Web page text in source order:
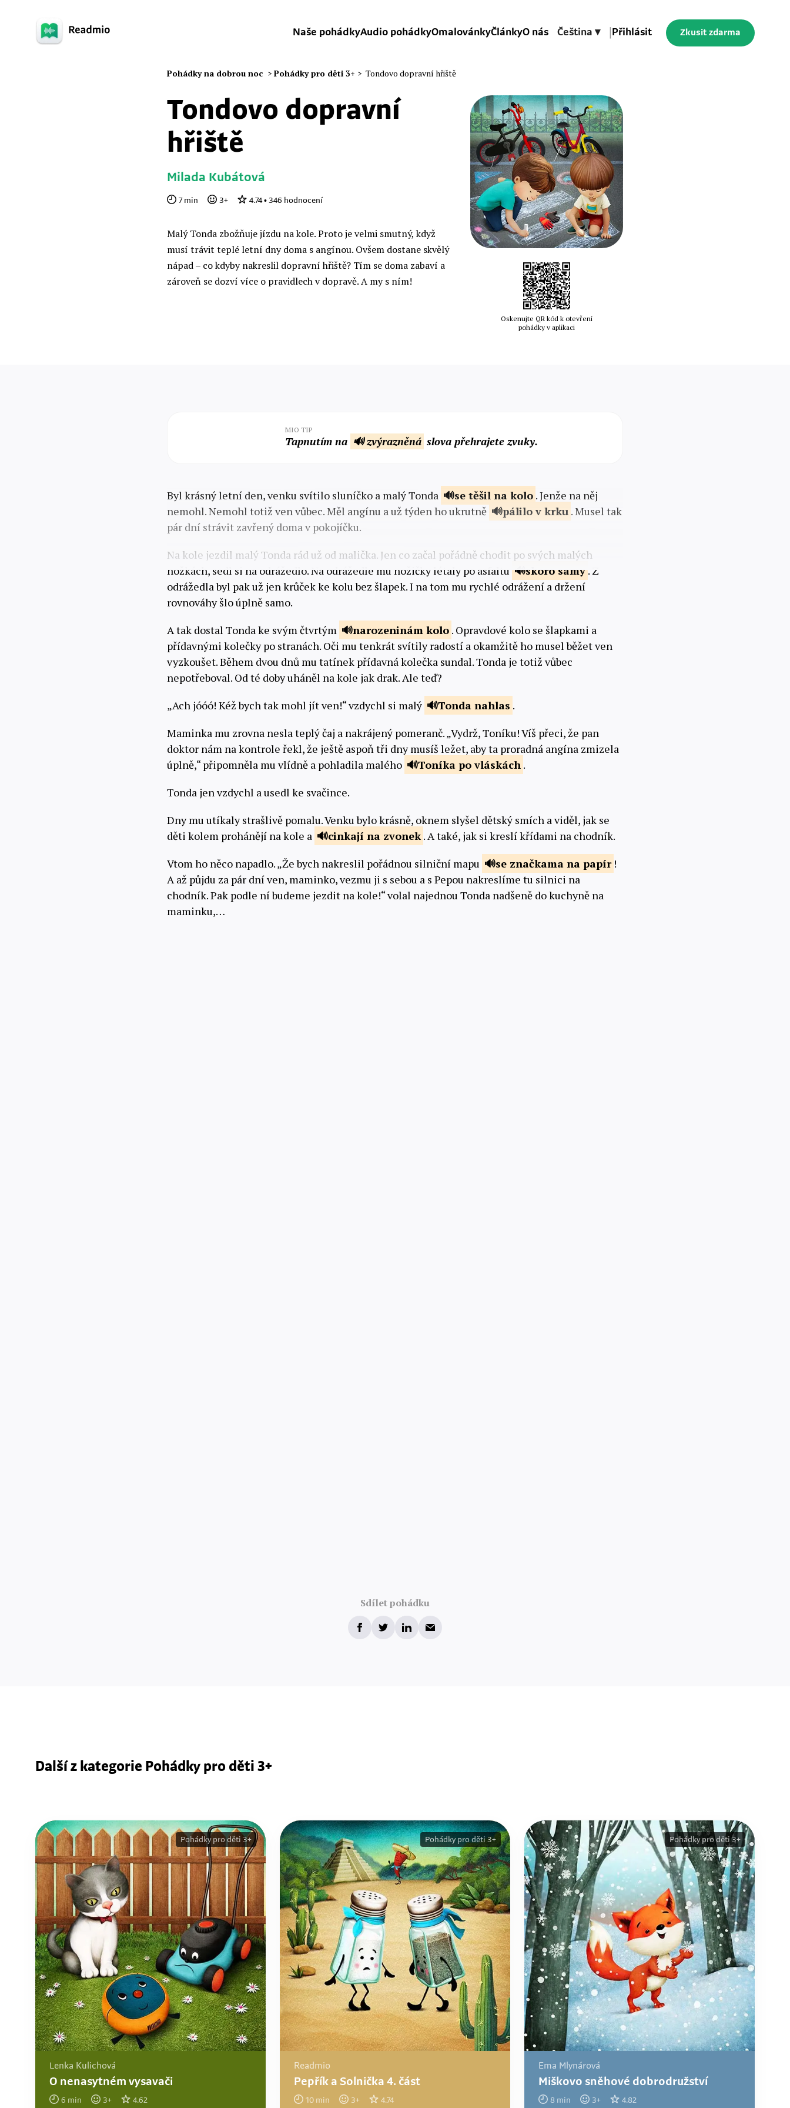
Naše pohádkyAudio pohádkyOmalovánkyČlánkyO nás Čeština ▾ Přihlásit Zkusit zdarma
Pohádky na dobrou noc > Pohádky pro děti 3+ > Tondovo dopravní hřiště
Tondovo dopravní
hřiště
Milada Kubátová
7min 3+ 4.74• 346 hodnocení
Malý Tonda zbožňuje jízdu na kole. Proto je velmi smutný, když
musí trávit teplé letní dny doma s angínou. Ovšem dostane skvělý
nápad – co kdyby nakreslil dopravní hřiště? Tím se doma zabaví a
zároveň se dozví více o pravidlech v dopravě. A my s ním!
Oskenujte QR kód k otevření
pohádky v aplikaci
MIO TIP
Tapnutím na 🔊 zvýrazněná slova přehrajete zvuky.
Byl krásný letní den, venku svítilo sluníčko a malý Tonda se těšil na kolo . Jenže na něj
nemohl. Nemohl totiž ven vůbec. Měl angínu a už týden ho ukrutně
pálilo v krku . Musel tak
pár dní strávit zavřený doma v pokojíčku.
Na kole jezdil malý Tonda rád už od malička. Jen co začal pořádně chodit po svých malých
nožkách, sedl si na odrážedlo. Na odrážedle mu nožičky létaly po asfaltu
skorosamy . Z
odrážedla byl pak už jen krůček ke kolu bez šlapek. I na tom mu rychlé odrážení a držení
rovnováhy šlo úplně samo.
A tak dostal Tonda ke svým čtvrtým
narozeninám kolo . Opravdové kolo se šlapkami a
přídavnými kolečky po stranách. Oči mu tenkrát svítily radostí a okamžitě ho musel běžet ven
vyzkoušet. Během dvou dnů mu tatínek přídavná kolečka sundal. Tonda je totiž vůbec
nepotřeboval. Od té doby uháněl na kole jak drak. Ale teď?
„Ach jóóó! Kéž bych tak mohl jít ven!“ vzdychl si malý
Tonda nahlas .
Maminka mu zrovna nesla teplý čaj a nakrájený pomeranč. „Vydrž, Toníku! Víš přeci, že pan
doktor nám na kontrole řekl, že ještě aspoň tři dny musíš ležet, aby ta proradná angína zmizela
úplně,“ připomněla mu vlídně a pohladila malého
Toníka povláskách .
Tonda jen vzdychl a usedl ke svačince.
Dny mu utíkaly strašlivě pomalu. Venku bylo krásně, oknem slyšel dětský smích a viděl, jak se
děti kolem prohánějí na kole a
cinkají na zvonek . A také, jak si kreslí křídami na chodník.
Vtom ho něco napadlo. „Že bych nakreslil pořádnou silniční mapu
se značkama na papír !
A až půjdu za pár dní ven, maminko, vezmu ji s sebou a s Pepou nakreslíme tu silnici na
chodník. Pak podle ní budeme jezdit na kole!“ volal najednou Tonda nadšeně do kuchyně na
maminku,…
Sdílet pohádku
Další z kategorie Pohádky pro děti 3+
Lenka Kulichová
O nenasytném vysavači
6 min 3+ 4.62
Pohádky pro děti 3+
Readmio
Pepřík a Solnička 4. část
10 min 3+ 4.74
Pohádky pro děti 3+
Ema Mlynárová
Miškovo sněhové dobrodružství
8 min 3+ 4.82
Pohádky pro děti 3+